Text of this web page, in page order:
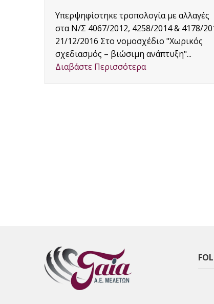
πολιτών στις ρυθμίσεις για την
τακτοποίηση αυθαιρέτων ώστε να
επιτευχθεί για πρώτη φορά μια
Διαβάστε Περισσότερα